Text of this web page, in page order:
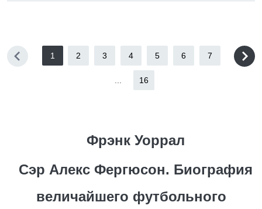
1 2 3 4 5 6 7
16
Фрэнк Уоррал
Сэр Алекс Фергюсон. Биография
величайшего футбольного